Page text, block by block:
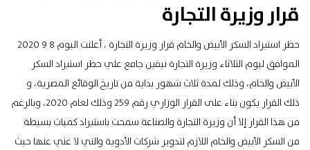
قرار وزيرة التجارة
حظر استيراد السكر الأبيض والخام قرار وزيرة التجارة ، أعلنت اليوم 8 9 2020
الموافق ليوم الثلاثاء وزيرة التجارة نيفين جامع علي حظر استيراد السكر
الأبيض والخام، وذلك لمدة ثلاث شهور بداية من تاريخ الوقائع المصرية، و
ذلك القرار يكون بناء على القرار الوزاري رقم 259 وذلك لعام 2020، وبالرغم
من هذا القرار إلا أن وزيرة التجارة والصناعة سمحت باستيراد كميات بسيطة
من السكر الأبيض والخام اللازم لتدوير شركات الأدوية والتي لا غني عنها حيث